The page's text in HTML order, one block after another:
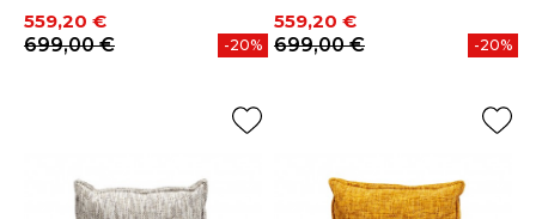
Prix
559,20 €
Prix de base
699,00 €
-20%
Prix
559,20 €
Prix de base
699,00 €
-20%